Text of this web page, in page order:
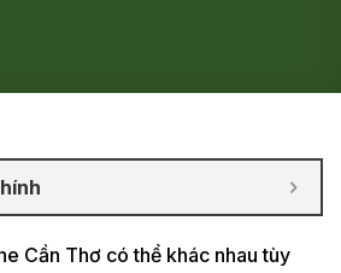
Cần Thơ có thể khác nhau tùy